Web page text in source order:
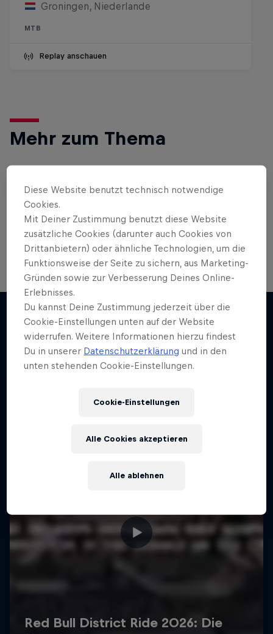
Groningen, Niederlande
MTB
Replay anschauen
Mehr zum Thema
Bike
Hier findest du alles rund ums Thema
Mountainbike und BMX: Spannende Live-Events,
Bike-Guides für …
Mehr davon
Diese Website benutzt technisch notwendige
Cookies.
Mit Deiner Zustimmung benutzt diese Website
zusätzliche Cookies (darunter auch Cookies von
Drittanbietern) oder ähnliche Technologien, um die
Funktionsweise der Seite zu sichern, aus Marketing-
Gründen sowie zur Verbesserung Deines Online-
Erlebnisses.
Du kannst Deine Zustimmung jederzeit über die
Cookie-Einstellungen unten auf der Website
widerrufen. Weitere Informationen hierzu findest
Du in unserer Datenschutzerklärung und in den
unten stehenden Cookie-Einstellungen.
Cookie-Einstellungen
Alle ablehnen
Alle Cookies akzeptieren